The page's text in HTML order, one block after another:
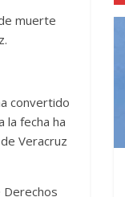
muerte
convertido
la fecha ha
Veracruz
Derechos